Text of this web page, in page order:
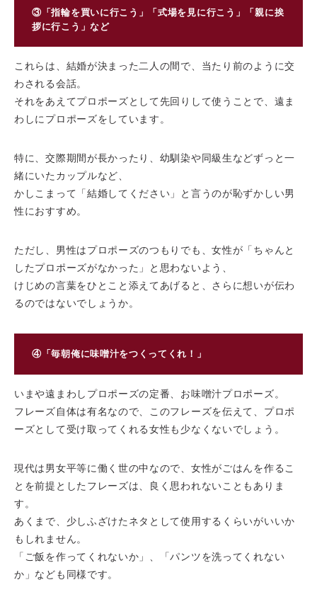
③「指輪を買いに行こう」「式場を見に行こう」「親に挨
拶に行こう」など
これらは、結婚が決まった二人の間で、当たり前のように交
わされる会話。
それをあえてプロポーズとして先回りして使うことで、遠ま
わしにプロポーズをしています。
特に、交際期間が長かったり、幼馴染や同級生などずっと一
緒にいたカップルなど、
かしこまって「結婚してください」と言うのが恥ずかしい男
性におすすめ。
ただし、男性はプロポーズのつもりでも、女性が「ちゃんと
したプロポーズがなかった」と思わないよう、
けじめの言葉をひとこと添えてあげると、さらに想いが伝わ
るのではないでしょうか。
④「毎朝俺に味噌汁をつくってくれ！」
いまや遠まわしプロポーズの定番、お味噌汁プロポーズ。
フレーズ自体は有名なので、このフレーズを伝えて、プロポ
ーズとして受け取ってくれる女性も少なくないでしょう。
現代は男女平等に働く世の中なので、女性がごはんを作るこ
とを前提としたフレーズは、良く思われないこともありま
す。
あくまで、少しふざけたネタとして使用するくらいがいいか
もしれません。
「ご飯を作ってくれないか」、「パンツを洗ってくれない
か」なども同様です。